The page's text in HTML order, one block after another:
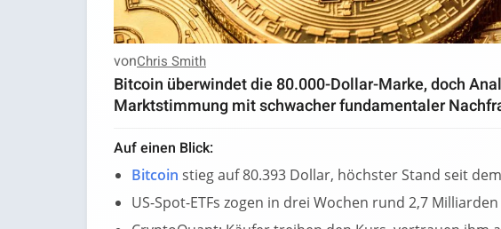
vonChris Smith
Bitcoin überwindet die 80.000-Dollar-Marke, doch
Marktstimmung mit schwacher fundamentaler
Auf einen Blick:
Bitcoin stieg auf 80.393 Dollar, höchster Stand seit
US-Spot-ETFs zogen in drei Wochen rund 2,7